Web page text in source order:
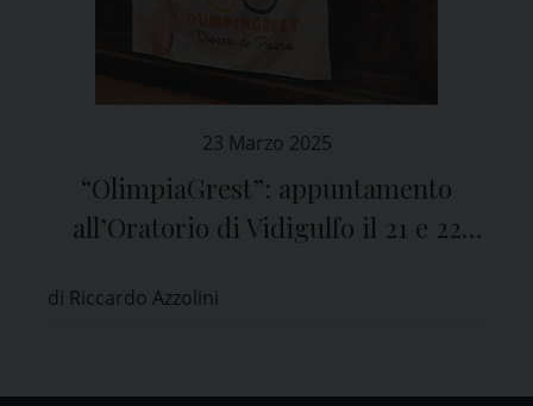
23 Marzo 2025
“OlimpiaGrest”: appuntamento
all’Oratorio di Vidigulfo il 21 e 22
di Riccardo Azzolini